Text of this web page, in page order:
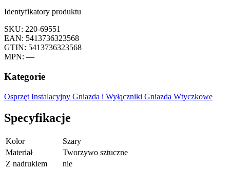
Identyfikatory produktu
SKU: 220-69551
EAN: 5413736323568
GTIN: 5413736323568
MPN: —
Kategorie
Osprzęt Instalacyjny Gniazda i Wyłączniki Gniazda Wtyczkowe
Specyfikacje
Kolor
Szary
Materiał
Tworzywo sztuczne
Z nadrukiem
nie